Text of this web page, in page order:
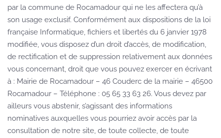
par la commune de Rocamadour qui ne les affectera qu’à
son usage exclusif. Conformément aux dispositions de la loi
française Informatique, fichiers et libertés du 6 janvier 1978
modifiée, vous disposez d’un droit d’accès, de modification,
de rectification et de suppression relativement aux données
vous concernant, droit que vous pouvez exercer en écrivant
à : Mairie de Rocamadour – 46 Couderc de la mairie – 46500
Rocamadour – Téléphone : 05 65 33 63 26. Vous devez par
ailleurs vous abstenir, s’agissant des informations
nominatives auxquelles vous pourriez avoir accès par la
consultation de notre site, de toute collecte, de toute